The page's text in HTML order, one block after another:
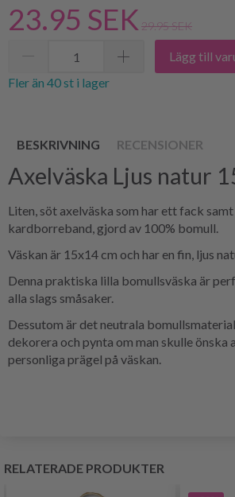
23.95 SEK 29.95 SEK
Lägg till
Fler än 40 st i lager
BESKRIVNING RECENSIONER
Axelväska Ljus natur
Liten, söt axelväska som har ett fack
kardborreband, gjord av 100% bomull.
Väskan är 15x14 cm och har en fin, ljus
Denna praktiska lilla bomullsväska är
alla slags småsaker.
Dessutom är det neutrala
dekorera och pynta om man skulle önska
personliga prägel på väskan.
RELATERADE PRODUKTER